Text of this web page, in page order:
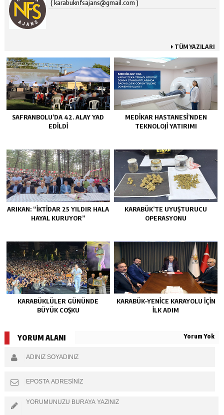
( karabuknfsajans@gmail.com )
TÜM YAZILARI
SAFRANBOLU’DA 42. ALAY YAD
EDİLDİ
MEDİKAR HASTANESİ’NDEN
TEKNOLOJİ YATIRIMI
ARIKAN: “İKTİDAR 25 YILDIR HALA
HAYAL KURUYOR”
KARABÜK’TE UYUŞTURUCU
OPERASYONU
KARABÜKLÜLER GÜNÜNDE
BÜYÜK COŞKU
KARABÜK–YENİCE KARAYOLU İÇİN
İLK ADIM
YORUM ALANI Yorum Yok